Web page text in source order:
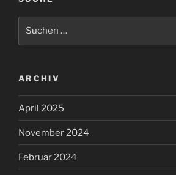
ARCHIV
April 2025
November 2024
Februar 2024